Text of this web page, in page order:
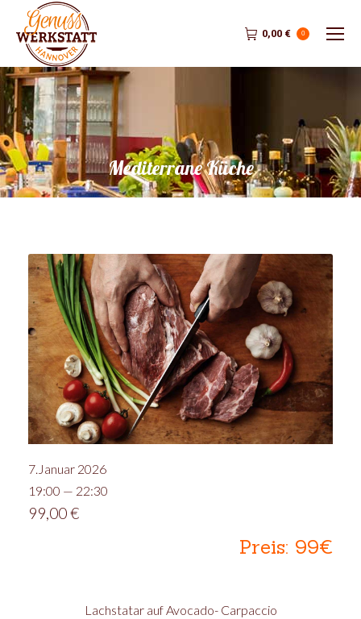
0,00 € 0
Mediterrane Küche
Preis: 99€
Lachstatar auf Avocado- Carpaccio
7.Januar 2026
19:00 — 22:30
99,00€